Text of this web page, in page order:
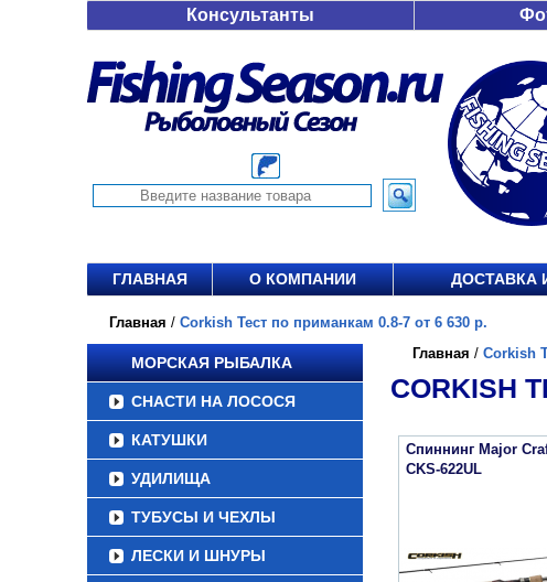
Консультанты
ГЛАВНАЯ О КОМПАНИИ ДОСТАВКА
Главная / Corkish Тест по приманкам 0.8-7 от 6 630 р.
МОРСКАЯ РЫБАЛКА
СНАСТИ НА ЛОСОСЯ
КАТУШКИ
УДИЛИЩА
ТУБУСЫ И ЧЕХЛЫ
ЛЕСКИ И ШНУРЫ
Главная / Corkish
CORKISH
Спиннинг Major
CKS-622UL